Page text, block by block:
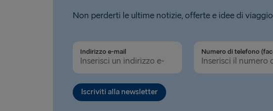
Non perderti le ultime notizie, offerte e idee di viaggio
Indirizzo e-mail
Iscriviti alla newsletter